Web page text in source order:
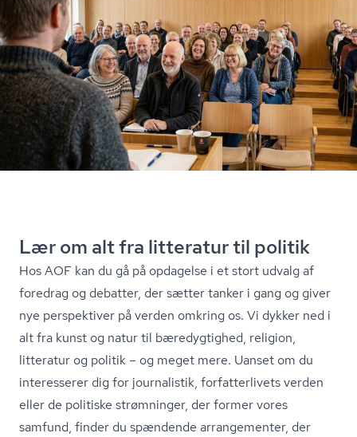
Lær om alt fra litteratur til politik
Hos AOF kan du gå på opdagelse i et stort udvalg af
foredrag og debatter, der sætter tanker i gang og giver
nye perspektiver på verden omkring os. Vi dykker ned i
alt fra kunst og natur til bæredygtighed, religion,
litteratur og politik – og meget mere. Uanset om du
interesserer dig for journalistik, for­fat­ter­li­vets verden
eller de politiske strømninger, der former vores
samfund, finder du spændende arrangementer, der